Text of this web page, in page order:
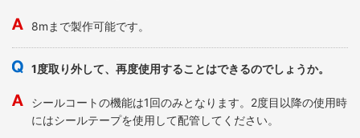
8mまで製作可能です。
1度取り外して、再度使用することはできるのでしょうか。
シールコートの機能は1回のみとなります。2度目以降の使用時
にはシールテープを使用して配管してください。